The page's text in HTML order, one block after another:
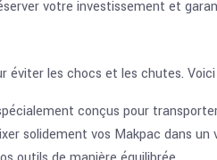
votre investissement et
les chocs et les chutes. Voici
conçus pour
solidement vos Makpac dans un